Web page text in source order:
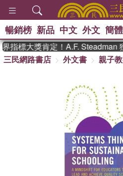
熱搜：
獎 臺灣
登輝時代
偉大的
暢銷榜 新品 中文 外文 簡體
指標大獎肯定！A.F. Steadman
三民網路書店
外文書 親子